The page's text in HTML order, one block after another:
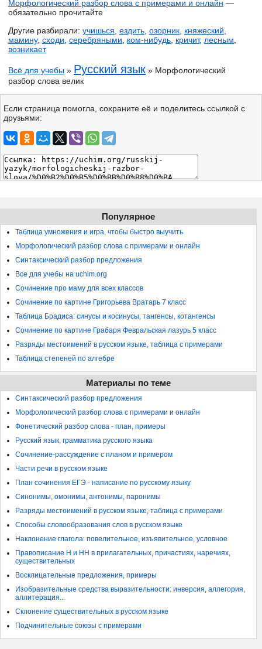
Морфологический разбор слова с примерами и онлайн —
обязательно прочитайте
Другие разбирали: учишься ездить озорник княжеский
мамину, сходи серебряными ком-нибудь кричит, лесным
возникает
Всё для учебы » Русский язык » Морфологический
разбор слова велик
Если страница помогла, сохраните её и поделитесь ссылкой с
друзьями:
Популярное
Таблица умножения и игра, чтобы быстро выучить
Морфологический разбор слова с примерами и онлайн
Синтаксический разбор предложения
Все для учебы на uchim.org
Сочинение про маму для всех классов
Сочинение по картине Григорьева Вратарь 7 класс
Таблица Брадиса: синусы и косинусы, тангенсы, котангенсы
Сочинение по картине Грабаря Февральская лазурь 5 класс
Разряды местоимений в русском языке, таблица с примерами
Таблица степеней по алгебре
Материалы по теме
Синтаксический разбор предложения
Морфологический разбор слова с примерами и онлайн
Фонетический разбор слова - план, примеры
Русский язык, грамматика русского языка
Сочинение-рассуждение с планом и примером
Части речи в русском языке
План сочинения ЕГЭ - написание по русскому языку
Синонимы, омонимы, антонимы, паронимы
Разряды местоимений в русском языке, таблица с примерами
Способы словообразования слов в русском языке
Наклонение глагола: повелительное, изъявительное, условное
Правописание Н и НН в прилагательных, причастиях, наречиях,
существительных
Восклицательные предложения, примеры
Изобразительные средства выразительности: инверсия, аллегория,
аллитерация...
Склонение существительных в русском языке
Подчинительные союзы с примерами